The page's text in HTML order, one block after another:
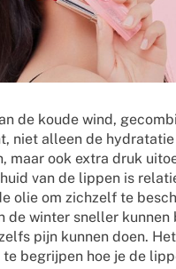
de koude wind,
niet alleen de hydratatie
maar ook extra druk
van de lippen is
olie om zichzelf te
de winter sneller kunnen
pijn kunnen doen.
begrijpen hoe je de